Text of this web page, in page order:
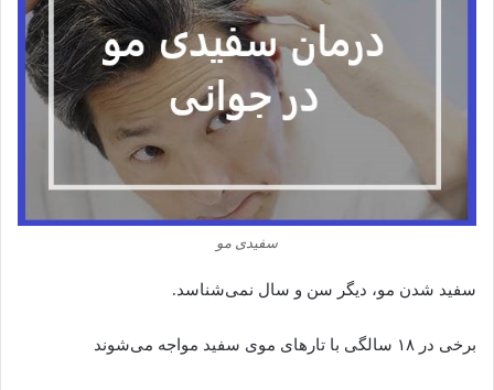
سفیدی مو
سفید شدن مو، دیگر سن و سال نمی‌شناسد.
برخی در ۱۸ سالگی با تار‌های موی سفید مواجه می‌شوند